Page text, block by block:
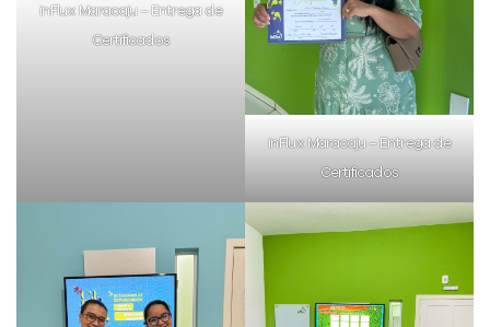
inFlux Maracaju – Entrega de
Certificados
inFlux Maracaju – Entrega de
Certificados